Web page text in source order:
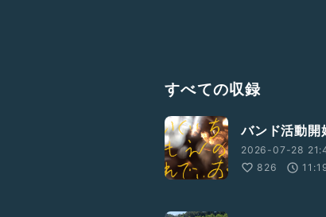
すべての収録
バンド活動開
2026-07-28
826